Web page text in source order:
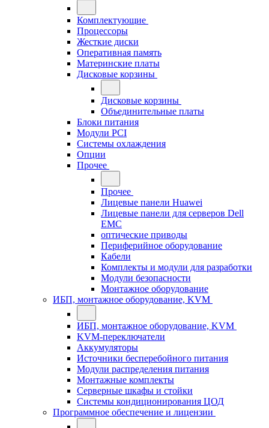
Комплектующие
Процессоры
Жесткие диски
Оперативная память
Материнские платы
Дисковые корзины
Дисковые корзины
Объединительные платы
Блоки питания
Модули PCI
Системы охлаждения
Опции
Прочее
Прочее
Лицевые панели Huawei
Лицевые панели для серверов Dell
EMC
оптические приводы
Периферийное оборудование
Кабели
Комплекты и модули для разработки
Модули безопасности
Монтажное оборудование
ИБП, монтажное оборудование, KVM
ИБП, монтажное оборудование, KVM
KVM-переключатели
Аккумуляторы
Источники бесперебойного питания
Модули распределения питания
Монтажные комплекты
Серверные шкафы и стойки
Системы кондиционирования ЦОД
Программное обеспечение и лицензии